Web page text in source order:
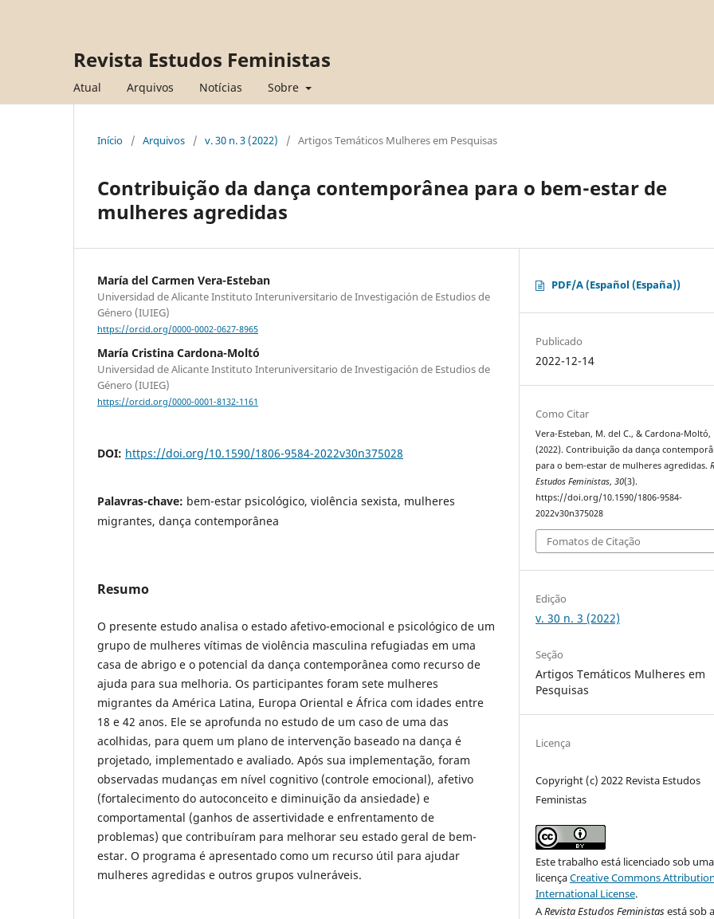
Revista Estudos Feministas
Atual Arquivos Notícias Sobre
Início / Arquivos / v. 30 n. 3 (2022) / Artigos Temáticos Mulheres em Pesquisas
Contribuição da dança contemporânea para o bem-estar de
mulheres agredidas
María del Carmen Vera-Esteban
Universidad de Alicante Instituto Interuniversitario de Investigación de Estudios de
Género (IUIEG)
https://orcid.org/0000-0002-0627-8965
María Cristina Cardona-Moltó
Universidad de Alicante Instituto Interuniversitario de Investigación de Estudios de
Género (IUIEG)
https://orcid.org/0000-0001-8132-1161
DOI: https://doi.org/10.1590/1806-9584-2022v30n375028
Palavras-chave: bem-estar psicológico, violência sexista, mulheres
migrantes, dança contemporânea
Resumo
O presente estudo analisa o estado afetivo-emocional e psicológico de um
grupo de mulheres vítimas de violência masculina refugiadas em uma
casa de abrigo e o potencial da dança contemporânea como recurso de
ajuda para sua melhoria. Os participantes foram sete mulheres
migrantes da América Latina, Europa Oriental e África com idades entre
18 e 42 anos. Ele se aprofunda no estudo de um caso de uma das
acolhidas, para quem um plano de intervenção baseado na dança é
projetado, implementado e avaliado. Após sua implementação, foram
observadas mudanças em nível cognitivo (controle emocional), afetivo
(fortalecimento do autoconceito e diminuição da ansiedade) e
comportamental (ganhos de assertividade e enfrentamento de
problemas) que contribuíram para melhorar seu estado geral de bem-
estar. O programa é apresentado como um recurso útil para ajudar
mulheres agredidas e outros grupos vulneráveis.
PDF/A (Español (España))
Publicado
2022-12-14
Como Citar
Vera-Esteban, M. del C., & Cardona-Moltó,
(2022). Contribuição da dança
para o bem-estar de mulheres agredidas.
Estudos Feministas,30(3).
https://doi.org/10.1590/1806-9584-
2022v30n375028
Fomatos de Citação
Edição
v. 30 n. 3 (2022)
Seção
Artigos Temáticos Mulheres em
Pesquisas
Licença
Copyright (c) 2022 Revista Estudos
Feministas
Este trabalho está licenciado sob uma
licençaCreative Commons
International License.
ARevista Estudos Feministasestá sob